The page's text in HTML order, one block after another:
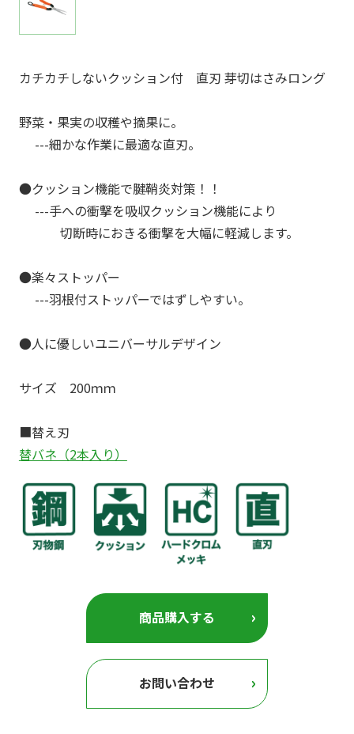
カチカチしないクッション付 直刃 芽切はさみロング
野菜・果実の収穫や摘果に。
---細かな作業に最適な直刃。
●クッション機能で腱鞘炎対策！！
---手への衝撃を吸収クッション機能により
切断時におきる衝撃を大幅に軽減します。
●楽々ストッパー
---羽根付ストッパーではずしやすい。
●人に優しいユニバーサルデザイン
サイズ 200ｍｍ
■替え刃
替バネ（2本入り）
商品購入する
お問い合わせ